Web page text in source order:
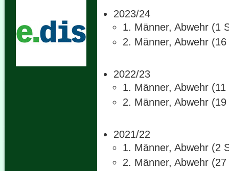
2023/24
1. Männer, Abwehr (1
2. Männer, Abwehr
2022/23
1. Männer, Abwehr
2. Männer, Abwehr
2021/22
1. Männer, Abwehr (2
2. Männer, Abwehr